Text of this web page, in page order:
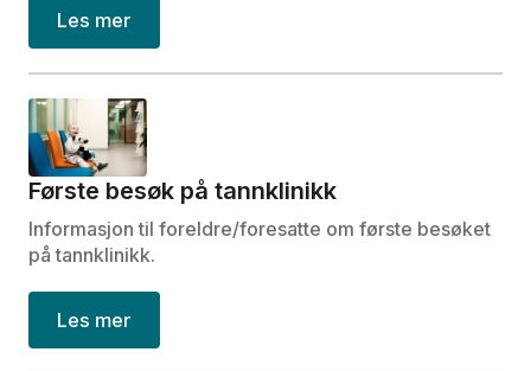
Les mer
Første besøk på tannklinikk
Informasjon til foreldre/foresatte om første besøket
på tannklinikk.
Les mer